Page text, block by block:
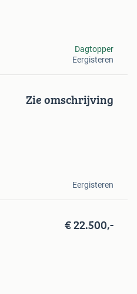
Dagtopper
Eergisteren
Zie omschrijving
Eergisteren
€ 22.500,-